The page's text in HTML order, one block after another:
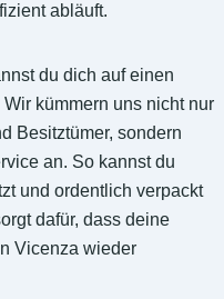
abläuft.
du dich auf einen
kümmern uns nicht nur
Besitztümer, sondern
an. So kannst du
und ordentlich verpackt
dafür, dass deine
Vicenza wieder